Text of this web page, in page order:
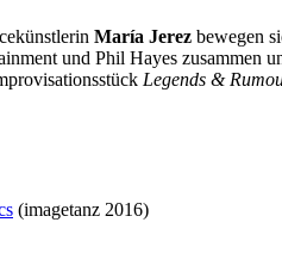
María Jerez bewegen
und Phil Hayes zusammen
Legends &
(imagetanz 2016)